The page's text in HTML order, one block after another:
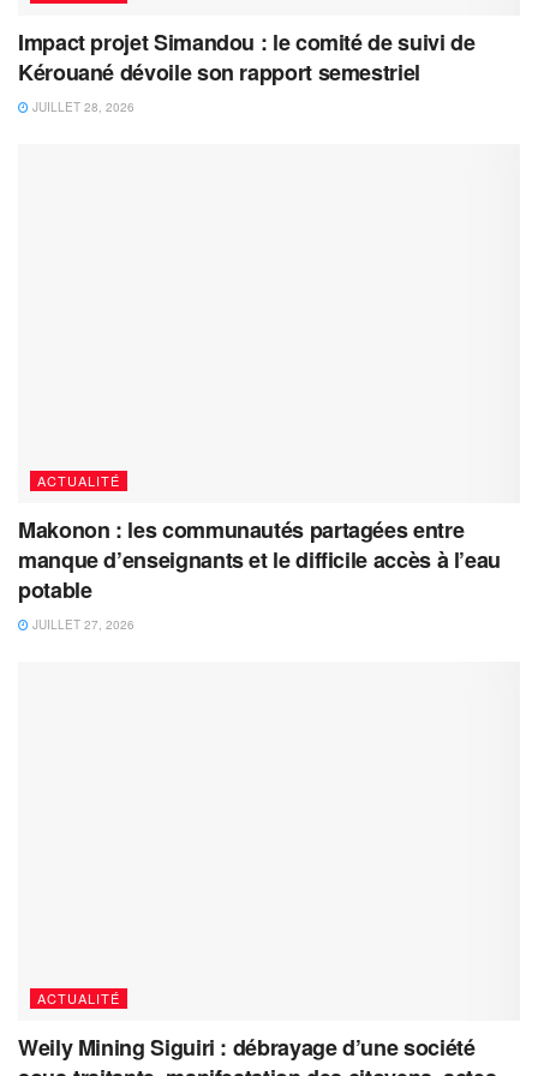
Impact projet Simandou : le comité de suivi de
Kérouané dévoile son rapport semestriel
JUILLET 28, 2026
ACTUALITÉ
Makonon : les communautés partagées entre
manque d’enseignants et le difficile accès à l’eau
potable
JUILLET 27, 2026
ACTUALITÉ
Weily Mining Siguiri : débrayage d’une société